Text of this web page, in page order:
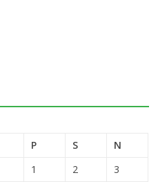
P S
N
1
2
3